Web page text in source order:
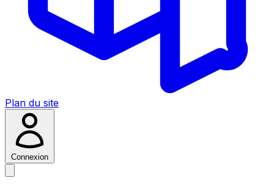
Plan du site
Connexion